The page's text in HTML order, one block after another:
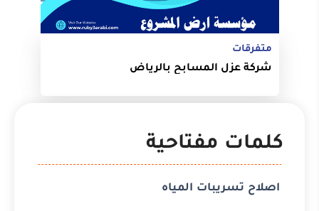
متفرقات
شركة عزل المسابح بالرياض
كلمات مفتاحية
اصلاح تسريبات المياه